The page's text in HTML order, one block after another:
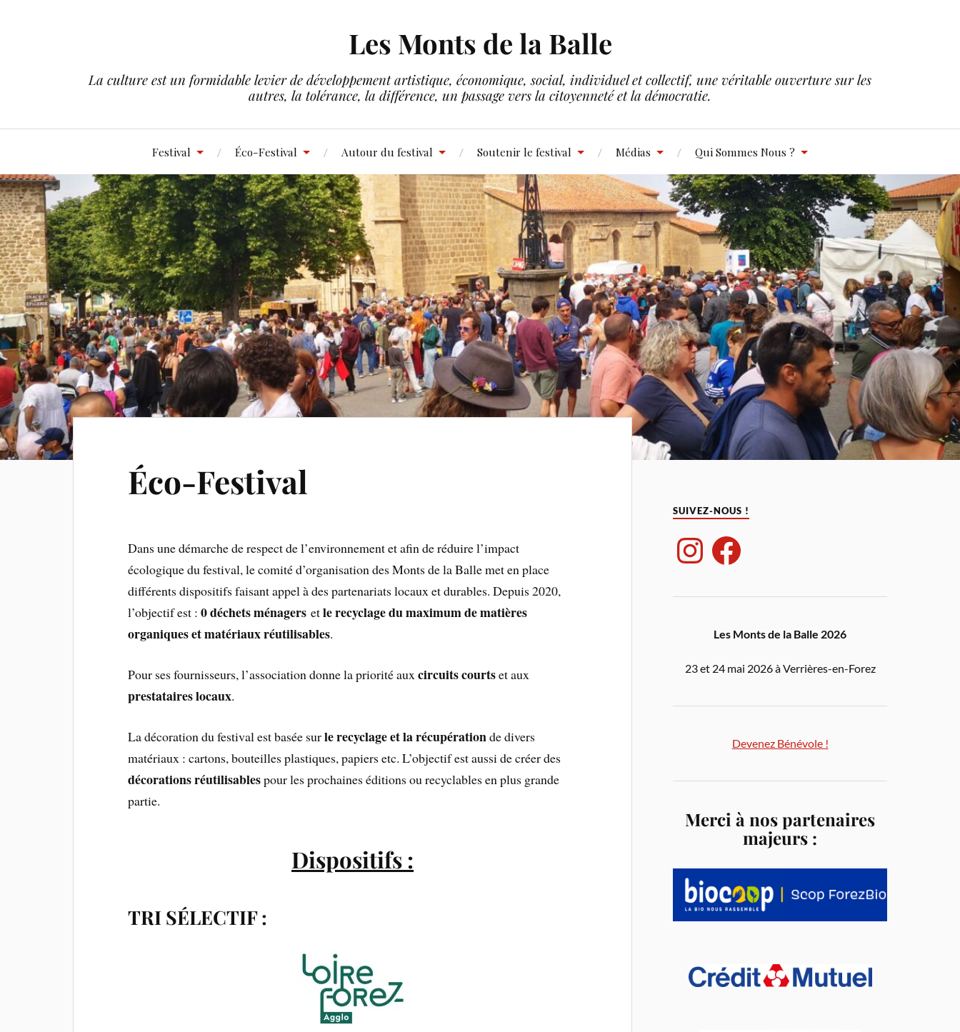
Les Monts de la Balle
La culture est un formidable levier de développement artistique, économique, social, individuel et collectif, une véritable ouverture sur les
autres, la tolérance, la différence, un passage vers la citoyenneté et la démocratie.
Festival Éco-Festival Autour du festival Soutenir le festival Médias Qui Sommes Nous ?
Éco-Festival
Dans une démarche de respect de l’environnement et afin de réduire l’impact
écologique du festival, le comité d’organisation des Monts de la Balle met en place
différents dispositifs faisant appel à des partenariats locaux et durables. Depuis 2020,
l’objectif est :0 déchets ménagers etle recyclage du maximum de matières
organiques et matériaux réutilisables.
Pour ses fournisseurs, l’association donne la priorité aux circuits courtset aux
prestataires locaux.
La décoration du festival est basée surlerecyclage et la récupérationde divers
matériaux : cartons, bouteilles plastiques, papiers etc. L’objectif est aussi de créer des
décorations réutilisablespour les prochaines éditions ou recyclables en plus grande
partie.
Dispositifs :
TRI SÉLECTIF :
SUIVEZ-NOUS !
Les Monts de la Balle 2026
23 et 24 mai 2026 à Verrières-en-Forez
Devenez Bénévole !
Merci à nos partenaires
majeurs :